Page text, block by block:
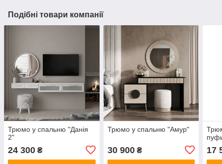
Подібні товари компанії
Трюмо у спальню "Данія
2"
24 300 ₴
Трюмо у спальню "Амур"
30 900₴ 17